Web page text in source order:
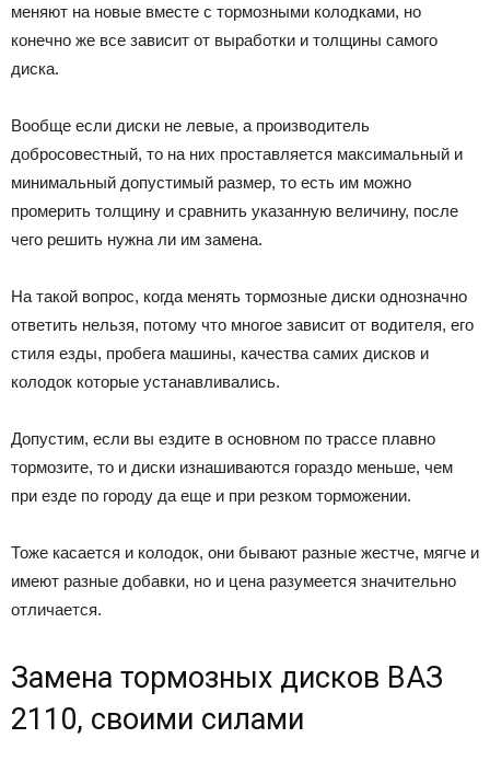
меняют на новые вместе с тормозными колодками, но
конечно же все зависит от выработки и толщины самого
диска.
Вообще если диски не левые, а производитель
добросовестный, то на них проставляется максимальный и
минимальный допустимый размер, то есть им можно
промерить толщину и сравнить указанную величину, после
чего решить нужна ли им замена.
На такой вопрос, когда менять тормозные диски однозначно
ответить нельзя, потому что многое зависит от водителя, его
стиля езды, пробега машины, качества самих дисков и
колодок которые устанавливались.
Допустим, если вы ездите в основном по трассе плавно
тормозите, то и диски изнашиваются гораздо меньше, чем
при езде по городу да еще и при резком торможении.
Тоже касается и колодок, они бывают разные жестче, мягче и
имеют разные добавки, но и цена разумеется значительно
отличается.
Замена тормозных дисков ВАЗ
2110, своими силами